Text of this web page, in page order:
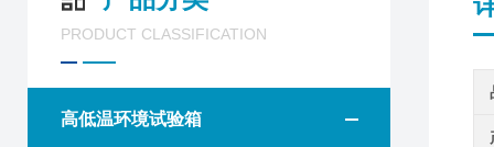
PRODUCT CLASSIFICATION
高低温环境试验箱